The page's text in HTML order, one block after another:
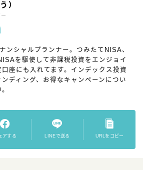
）
ンシャルプランナー。つみたてNISA、
を駆使して非課税投資をエンジョイ
座にも入れてます。インデックス投資
ディング、お得なキャンペーンについ
アする LINEで送る URLをコピー